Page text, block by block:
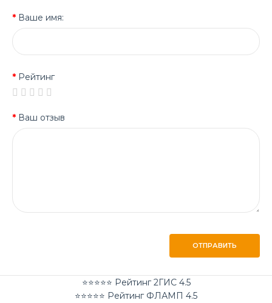
Ваше имя:
Рейтинг
Ваш отзыв
ОТПРАВИТЬ
⭐⭐⭐⭐⭐ Рейтинг 2ГИС 4.5
⭐⭐⭐⭐⭐ Рейтинг ФЛАМП 4.5